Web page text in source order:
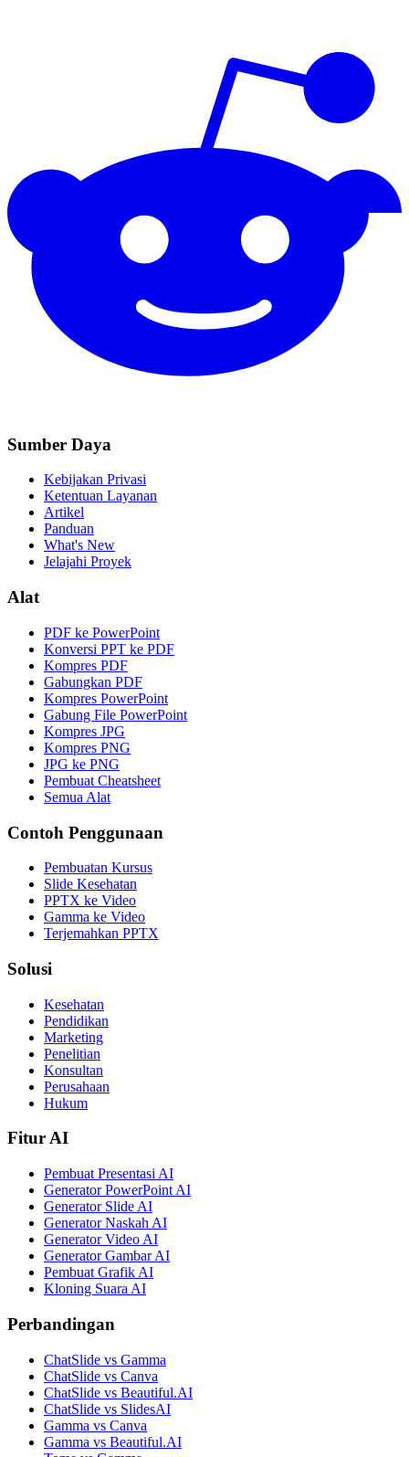
Sumber Daya
Kebijakan Privasi
Ketentuan Layanan
Artikel
Panduan
What's New
Jelajahi Proyek
Alat
PDF ke PowerPoint
Konversi PPT ke PDF
Kompres PDF
Gabungkan PDF
Kompres PowerPoint
Gabung File PowerPoint
Kompres JPG
Kompres PNG
JPG ke PNG
Pembuat Cheatsheet
Semua Alat
Contoh Penggunaan
Pembuatan Kursus
Slide Kesehatan
PPTX ke Video
Gamma ke Video
Terjemahkan PPTX
Solusi
Kesehatan
Pendidikan
Marketing
Penelitian
Konsultan
Perusahaan
Hukum
Fitur AI
Pembuat Presentasi AI
Generator PowerPoint AI
Generator Slide AI
Generator Naskah AI
Generator Video AI
Generator Gambar AI
Pembuat Grafik AI
Kloning Suara AI
Perbandingan
ChatSlide vs Gamma
ChatSlide vs Canva
ChatSlide vs Beautiful.AI
ChatSlide vs SlidesAI
Gamma vs Canva
Gamma vs Beautiful.AI